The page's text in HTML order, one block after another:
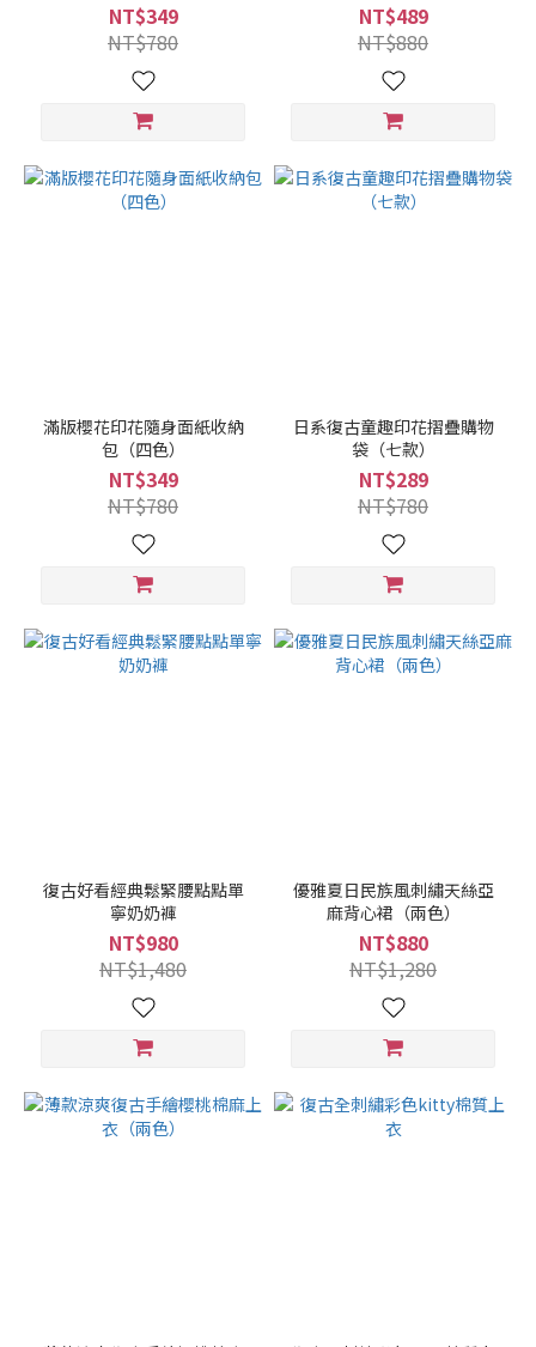
NT$349
NT$780
NT$489
NT$880
滿版櫻花印花隨身面紙收納
包（四色）
NT$349
NT$780
日系復古童趣印花摺疊購物
袋（七款）
NT$289
NT$780
復古好看經典鬆緊腰點點單
寧奶奶褲
NT$980
NT$1,480
優雅夏日民族風刺繡天絲亞
麻背心裙（兩色）
NT$880
NT$1,280